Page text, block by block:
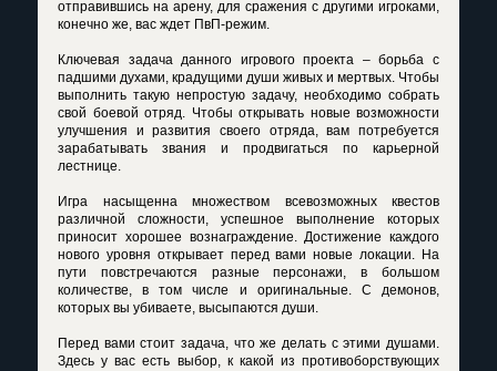
отправившись на арену, для сражения с другими игроками,
конечно же, вас ждет ПвП-режим.
Ключевая задача данного игрового проекта – борьба с
падшими духами, крадущими души живых и мертвых. Чтобы
выполнить такую непростую задачу, необходимо собрать
свой боевой отряд. Чтобы открывать новые возможности
улучшения и развития своего отряда, вам потребуется
зарабатывать звания и продвигаться по карьерной
лестнице.
Игра насыщенна множеством всевозможных квестов
различной сложности, успешное выполнение которых
приносит хорошее вознаграждение. Достижение каждого
нового уровня открывает перед вами новые локации. На
пути повстречаются разные персонажи, в большом
количестве, в том числе и оригинальные. С демонов,
которых вы убиваете, высыпаются души.
Перед вами стоит задача, что же делать с этими душами.
Здесь у вас есть выбор, к какой из противоборствующих